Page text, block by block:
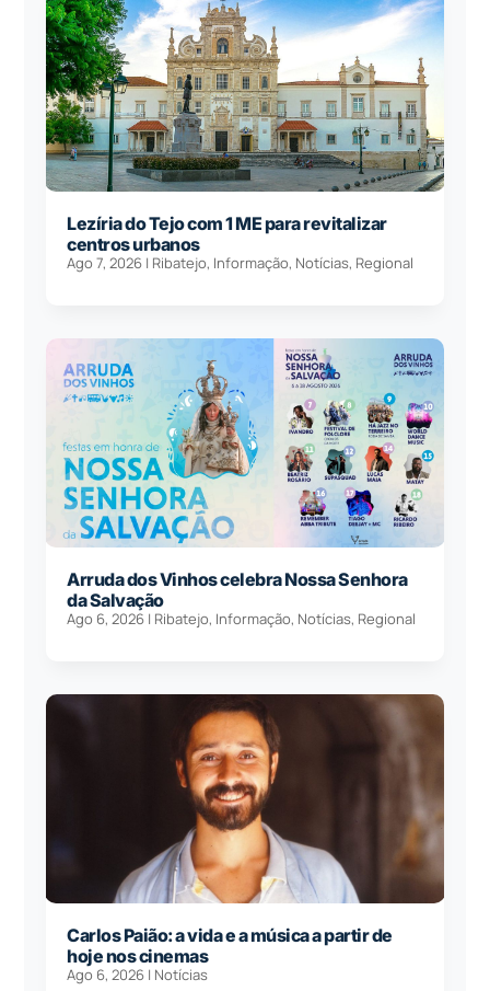
Lezíria do Tejo com 1 ME para revitalizar
centros urbanos
Ago 7, 2026 | Ribatejo, Informação, Notícias, Regional
Arruda dos Vinhos celebra Nossa Senhora
da Salvação
Ago 6, 2026 | Ribatejo, Informação, Notícias, Regional
Carlos Paião: a vida e a música a partir de
hoje nos cinemas
Ago 6, 2026 | Notícias